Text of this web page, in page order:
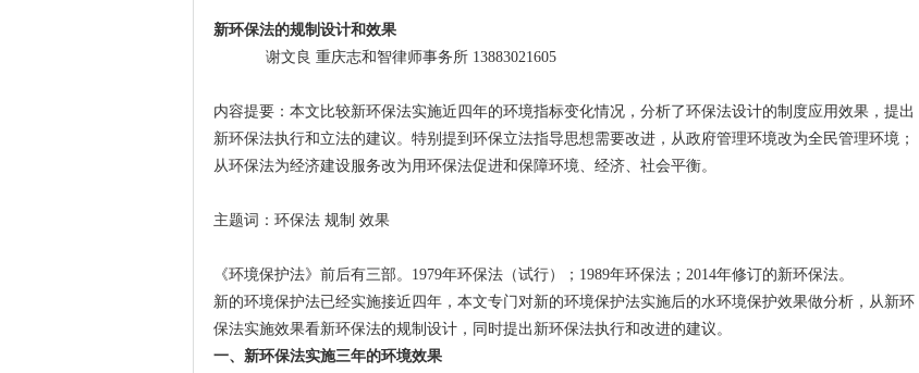
新环保法的规制设计和效果
谢文良 重庆志和智律师事务所 13883021605
内容提要：本文比较新环保法实施近四年的环境指标变化情况，分析了环保法设计的制度应用效果，提出
新环保法执行和立法的建议。特别提到环保立法指导思想需要改进，从政府管理环境改为全民管理环境；
从环保法为经济建设服务改为用环保法促进和保障环境、经济、社会平衡。
主题词：环保法 规制 效果
《环境保护法》前后有三部。1979年环保法（试行）；1989年环保法；2014年修订的新环保法。
新的环境保护法已经实施接近四年，本文专门对新的环境保护法实施后的水环境保护效果做分析，从新环
保法实施效果看新环保法的规制设计，同时提出新环保法执行和改进的建议。
一、新环保法实施三年的环境效果